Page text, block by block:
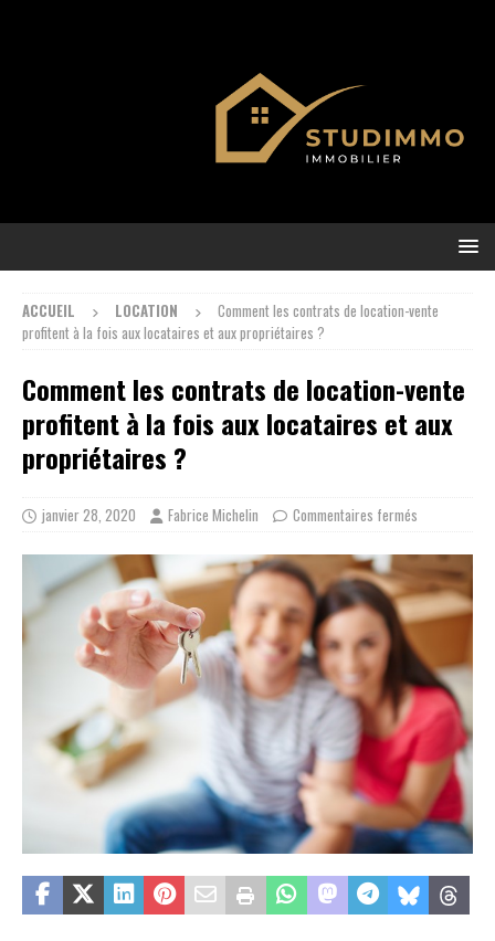
ACCUEIL LOCATION
Comment les contrats de location-vente
profitent à la fois aux locataires et aux propriétaires ?
Comment les contrats de location-vente
profitent à la fois aux locataires et aux
propriétaires ?
janvier 28, 2020 Fabrice Michelin Commentaires fermés